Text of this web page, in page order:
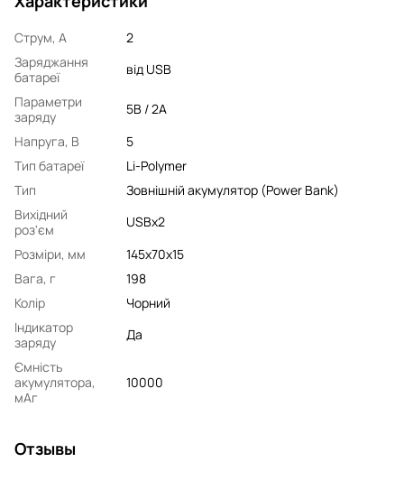
Струм, А
2
Заряджання
батареї
від USB
Параметри
заряду
5В / 2A
Напруга, В
5
Тип батареї
Li-Polymer
Тип
Зовнішній акумулятор (Power Bank)
Вихідний
роз'єм
USBx2
Розміри, мм
145х70х15
Вага, г
198
Колір
Чорний
Індикатор
заряду
Да
Ємність
акумулятора,
мАг
10000
Отзывы